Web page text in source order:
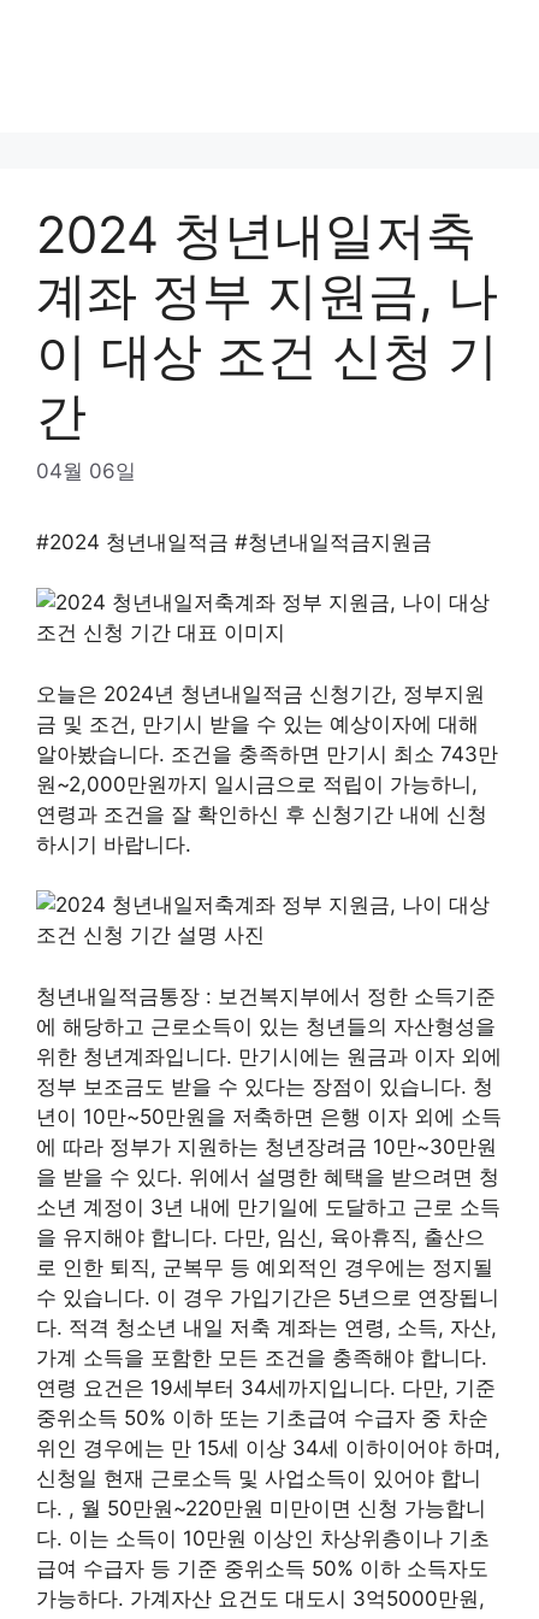
2024 청년내일저축
계좌 정부 지원금, 나
이 대상 조건 신청 기
간
04월 06일
#2024 청년내일적금 #청년내일적금지원금
오늘은 2024년 청년내일적금 신청기간, 정부지원
금 및 조건, 만기시 받을 수 있는 예상이자에 대해
알아봤습니다. 조건을 충족하면 만기시 최소 743만
원~2,000만원까지 일시금으로 적립이 가능하니,
연령과 조건을 잘 확인하신 후 신청기간 내에 신청
하시기 바랍니다.
청년내일적금통장 : 보건복지부에서 정한 소득기준
에 해당하고 근로소득이 있는 청년들의 자산형성을
위한 청년계좌입니다. 만기시에는 원금과 이자 외에
정부 보조금도 받을 수 있다는 장점이 있습니다. 청
년이 10만~50만원을 저축하면 은행 이자 외에 소득
에 따라 정부가 지원하는 청년장려금 10만~30만원
을 받을 수 있다. 위에서 설명한 혜택을 받으려면 청
소년 계정이 3년 내에 만기일에 도달하고 근로 소득
을 유지해야 합니다. 다만, 임신, 육아휴직, 출산으
로 인한 퇴직, 군복무 등 예외적인 경우에는 정지될
수 있습니다. 이 경우 가입기간은 5년으로 연장됩니
다. 적격 청소년 내일 저축 계좌는 연령, 소득, 자산,
가계 소득을 포함한 모든 조건을 충족해야 합니다.
연령 요건은 19세부터 34세까지입니다. 다만, 기준
중위소득 50% 이하 또는 기초급여 수급자 중 차순
위인 경우에는 만 15세 이상 34세 이하이어야 하며,
신청일 현재 근로소득 및 사업소득이 있어야 합니
다. , 월 50만원~220만원 미만이면 신청 가능합니
다. 이는 소득이 10만원 이상인 차상위층이나 기초
급여 수급자 등 기준 중위소득 50% 이하 소득자도
가능하다. 가계자산 요건도 대도시 3억5000만원,